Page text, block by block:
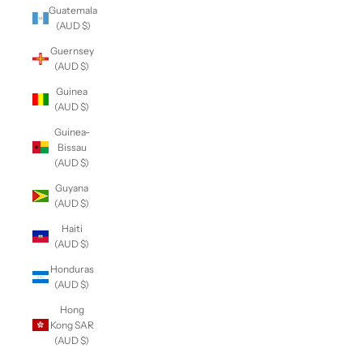
Guatemala
(AUD $)
Guernsey
(AUD $)
Guinea
(AUD $)
Guinea-
Bissau
(AUD $)
Guyana
(AUD $)
Haiti
(AUD $)
Honduras
(AUD $)
Hong
Kong SAR
(AUD $)